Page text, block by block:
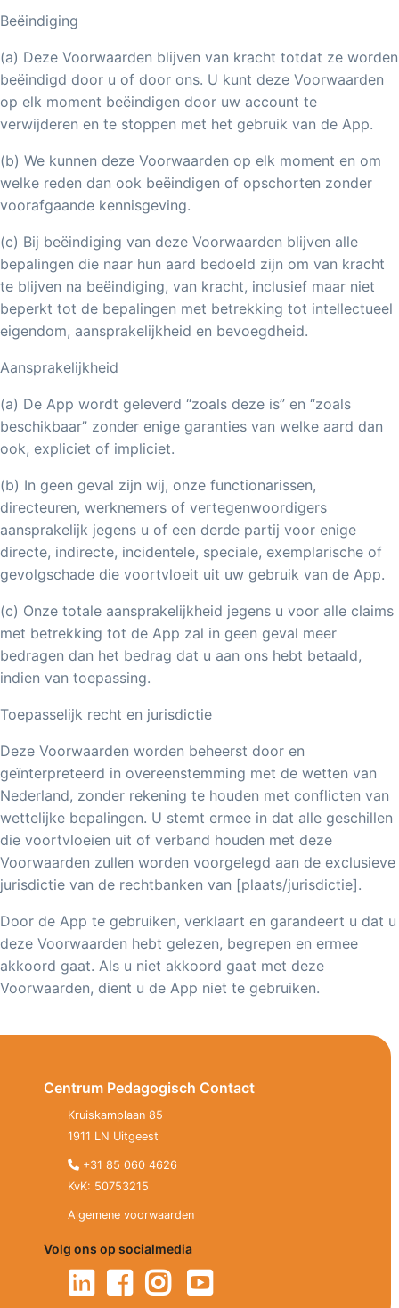
Beëindiging
(a) Deze Voorwaarden blijven van kracht totdat ze worden
beëindigd door u of door ons. U kunt deze Voorwaarden
op elk moment beëindigen door uw account te
verwijderen en te stoppen met het gebruik van de App.
(b) We kunnen deze Voorwaarden op elk moment en om
welke reden dan ook beëindigen of opschorten zonder
voorafgaande kennisgeving.
(c) Bij beëindiging van deze Voorwaarden blijven alle
bepalingen die naar hun aard bedoeld zijn om van kracht
te blijven na beëindiging, van kracht, inclusief maar niet
beperkt tot de bepalingen met betrekking tot intellectueel
eigendom, aansprakelijkheid en bevoegdheid.
Aansprakelijkheid
(a) De App wordt geleverd “zoals deze is” en “zoals
beschikbaar” zonder enige garanties van welke aard dan
ook, expliciet of impliciet.
(b) In geen geval zijn wij, onze functionarissen,
directeuren, werknemers of vertegenwoordigers
aansprakelijk jegens u of een derde partij voor enige
directe, indirecte, incidentele, speciale, exemplarische of
gevolgschade die voortvloeit uit uw gebruik van de App.
(c) Onze totale aansprakelijkheid jegens u voor alle claims
met betrekking tot de App zal in geen geval meer
bedragen dan het bedrag dat u aan ons hebt betaald,
indien van toepassing.
Toepasselijk recht en jurisdictie
Deze Voorwaarden worden beheerst door en
geïnterpreteerd in overeenstemming met de wetten van
Nederland, zonder rekening te houden met conflicten van
wettelijke bepalingen. U stemt ermee in dat alle geschillen
die voortvloeien uit of verband houden met deze
Voorwaarden zullen worden voorgelegd aan de exclusieve
jurisdictie van de rechtbanken van [plaats/jurisdictie].
Door de App te gebruiken, verklaart en garandeert u dat u
deze Voorwaarden hebt gelezen, begrepen en ermee
akkoord gaat. Als u niet akkoord gaat met deze
Voorwaarden, dient u de App niet te gebruiken.
Centrum Pedagogisch Contact
Kruiskamplaan 85
1911 LN Uitgeest
+31 85 060 4626
KvK: 50753215
Algemene voorwaarden
Volg ons op socialmedia